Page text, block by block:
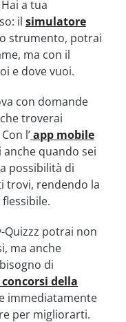
a tua
il simulatore
strumento, potrai
ma con il
e dove vuoi.
con domande
troverai
l’app mobile
quando sei
possibilità di
trovi, rendendo la
Quizzz potrai non
ma anche
di
della
immediatamente
per migliorarti.